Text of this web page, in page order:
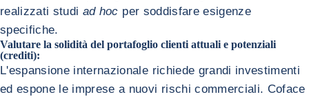
realizzati studi ad hoc per soddisfare esigenze
specifiche.
Valutare la solidità del portafoglio clienti attuali e potenziali
(crediti):
L'espansione internazionale richiede grandi investimenti
ed espone le imprese a nuovi rischi commerciali. Coface